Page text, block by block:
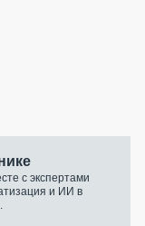
с экспертами
и ИИ в